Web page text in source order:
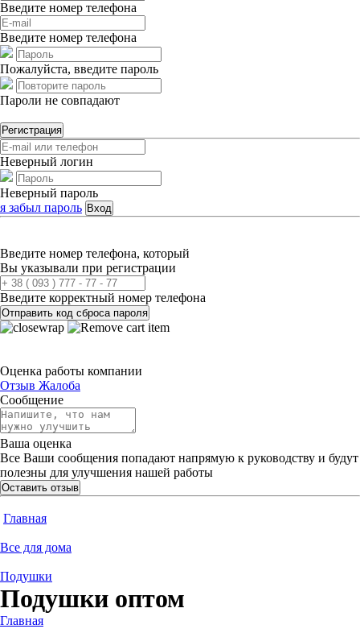
Введите номер телефона
Введите номер телефона
Пожалуйста, введите пароль
Пароли не совпадают
Регистрация
Неверный логин
Неверный пароль
я забыл пароль Вход
Введите номер телефона, который
Вы указывали при регистрации
Введите корректный номер телефона
Отправить код сброса пароля
Оценка работы компании
Отзыв Жалоба
Сообщение
Ваша оценка
Все Ваши сообщения попадают напрямую к руководству и будут
полезны для улучшения нашей работы
Оставить отзыв
Главная
Все для дома
Подушки
Подушки оптом
Главная